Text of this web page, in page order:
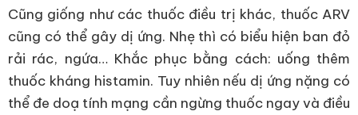
Cũng giống như các thuốc điều trị khác, thuốc ARV
cũng có thể gây dị ứng. Nhẹ thì có biểu hiện ban đỏ
rải rác, ngứa… Khắc phục bằng cách: uống thêm
thuốc kháng histamin. Tuy nhiên nếu dị ứng nặng có
thể đe doạ tính mạng cần ngừng thuốc ngay và điều